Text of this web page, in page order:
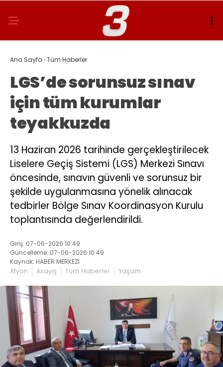
Ana Sayfa ›Tüm Haberler
LGS’de sorunsuz sınav
için tüm kurumlar
teyakkuzda
13 Haziran 2026 tarihinde gerçekleştirilecek
Liselere Geçiş Sistemi (LGS) Merkezi Sınavı
öncesinde, sınavın güvenli ve sorunsuz bir
şekilde uygulanmasına yönelik alınacak
tedbirler Bölge Sınav Koordinasyon Kurulu
toplantısında değerlendirildi.
Giriş: 07-06-2026 10:49
Güncelleme: 07-06-2026 10:49
Kaynak: HABER MERKEZI
Afyon Asayiş Tüm Haberler Yaşam